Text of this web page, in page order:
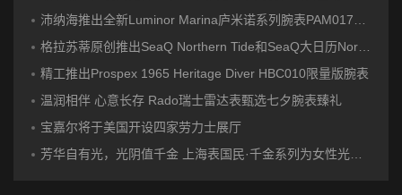
沛纳海推出全新Luminor Marina庐米诺系列腕表PAM01707 标志性设计融合高科技材质
格拉苏蒂原创推出SeaQ Northern Tide和SeaQ大日历Northern Tide限量版腕表
精工推出Prospex 1965 Heritage Diver HBC010限量版腕表
温润相伴 心意长存 Rado瑞士雷达表甄选七夕腕表臻礼
宝嘉尔将于美国开设四家劳力士展厅
芳华自有光，光阴值千金 上海表国民·千金系列为女性光芒加冕